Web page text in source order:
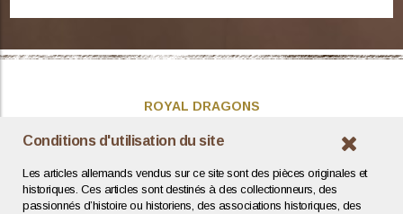
Conditions d'utilisation du site
Les articles allemands vendus sur ce site sont des pièces originales et
historiques. Ces articles sont destinés à des collectionneurs, des
passionnés d’histoire ou historiens, des associations historiques, des
ROYAL DRAGONS
Présentation
Contact / Coordonnées